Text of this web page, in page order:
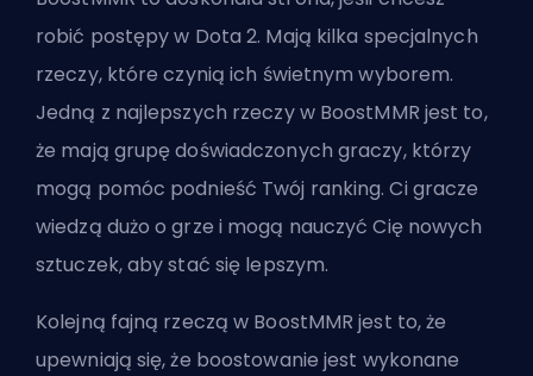
robić postępy w Dota 2. Mają kilka specjalnych
rzeczy, które czynią ich świetnym wyborem.
Jedną z najlepszych rzeczy w BoostMMR jest to,
że mają grupę doświadczonych graczy, którzy
mogą pomóc podnieść Twój ranking. Ci gracze
wiedzą dużo o grze i mogą nauczyć Cię nowych
sztuczek, aby stać się lepszym.
Kolejną fajną rzeczą w BoostMMR jest to, że
upewniają się, że boostowanie jest wykonane